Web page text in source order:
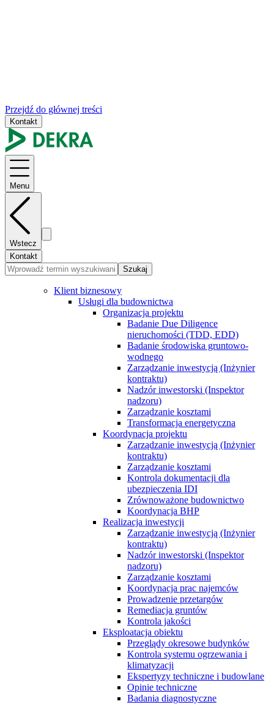
Przejdź do głównej treści
Kontakt
Menu
Wstecz
Kontakt
Szukaj
Klient biznesowy
Usługi dla budownictwa
Organizacja projektu
Badanie Due Diligence
nieruchomości (TDD, EDD)
Badanie środowiska gruntowo-
wodnego
Zarządzanie inwestycją (Inżynier
kontraktu)
Nadzór inwestorski (Inspektor
nadzoru)
Zarządzanie kosztami
Transformacja energetyczna
Koordynacja projektu
Zarządzanie inwestycją (Inżynier
kontraktu)
Zarządzanie kosztami
Kontrola dokumentacji dla
ubezpieczenia IDI
Zrównoważone budownictwo
Koordynacja BHP
Realizacja inwestycji
Zarządzanie inwestycją (Inżynier
kontraktu)
Nadzór inwestorski (Inspektor
nadzoru)
Zarządzanie kosztami
Koordynacja prac najemców
Prowadzenie przetargów
Remediacja gruntów
Kontrola jakości
Eksploatacja obiektu
Przeglądy okresowe budynków
Kontrola systemu ogrzewania i
klimatyzacji
Ekspertyzy techniczne i budowlane
Opinie techniczne
Badania diagnostyczne